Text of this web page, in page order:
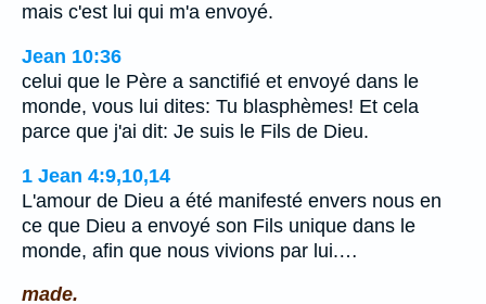
mais c'est lui qui m'a envoyé.
Jean 10:36
celui que le Père a sanctifié et envoyé dans le
monde, vous lui dites: Tu blasphèmes! Et cela
parce que j'ai dit: Je suis le Fils de Dieu.
1 Jean 4:9,10,14
L'amour de Dieu a été manifesté envers nous en
ce que Dieu a envoyé son Fils unique dans le
monde, afin que nous vivions par lui.…
made.